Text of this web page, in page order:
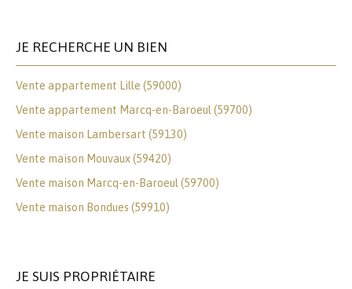
JE RECHERCHE UN BIEN
Vente appartement Lille (59000)
Vente appartement Marcq-en-Baroeul (59700)
Vente maison Lambersart (59130)
Vente maison Mouvaux (59420)
Vente maison Marcq-en-Baroeul (59700)
Vente maison Bondues (59910)
JE SUIS PROPRIÉTAIRE